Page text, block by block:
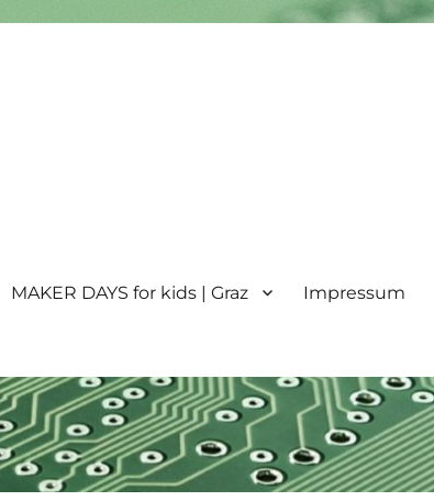
MAKER DAYS for kids | Graz Impressum